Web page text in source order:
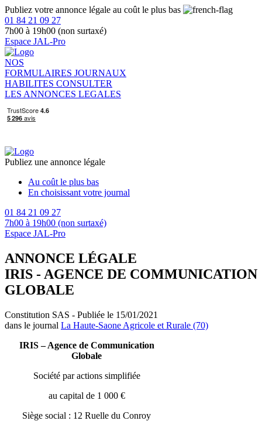
Publiez votre annonce légale au coût le plus bas
01 84 21 09 27
7h00 à 19h00 (non surtaxé)
Espace JAL-Pro
NOS
FORMULAIRES JOURNAUX
HABILITES CONSULTER
LES ANNONCES LEGALES
Publiez une annonce légale
Au coût le plus bas
En choisissant votre journal
01 84 21 09 27
7h00 à 19h00 (non surtaxé)
Espace JAL-Pro
ANNONCE LÉGALE
IRIS - AGENCE DE COMMUNICATION
GLOBALE
Constitution SAS - Publiée le 15/01/2021
dans le journal La Haute-Saone Agricole et Rurale (70)
IRIS – Agence de Communication
Globale
Société par actions simplifiée
au capital de 1 000 €
Siège social : 12 Ruelle du Conroy